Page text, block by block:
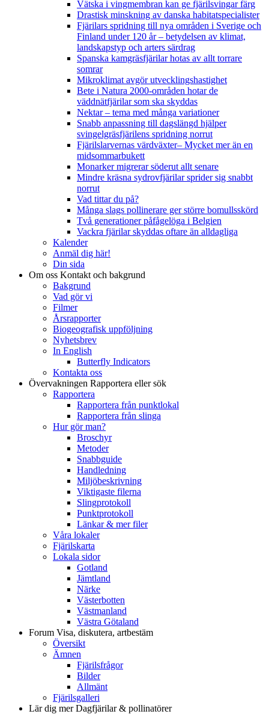
Vätska i vingmembran kan ge fjärilsvingar färg
Drastisk minskning av danska habitatspecialister
Fjärilars spridning till nya områden i Sverige och
Finland under 120 år– betydelsen av klimat,
landskapstyp och arters särdrag
Spanska kamgräsfjärilar hotas av allt torrare
somrar
Mikroklimat avgör utvecklingshastighet
Bete i Natura 2000-områden hotar de
väddnätfjärilar som ska skyddas
Nektar – tema med många variationer
Snabb anpassning till dagslängd hjälper
svingelgräsfjärilens spridning norrut
Fjärilslarvernas värdväxter– Mycket mer än en
midsommarbukett
Monarker migrerar söderut allt senare
Mindre kräsna sydrovfjärilar sprider sig snabbt
norrut
Vad tittar du på?
Många slags pollinerare ger större bomullsskörd
Två generationer påfågelöga i Belgien
Vackra fjärilar skyddas oftare än alldagliga
Kalender
Anmäl dig här!
Din sida
Om oss Kontakt och bakgrund
Bakgrund
Vad gör vi
Filmer
Årsrapporter
Biogeografisk uppföljning
Nyhetsbrev
In English
Butterfly Indicators
Kontakta oss
Övervakningen Rapportera eller sök
Rapportera
Rapportera från punktlokal
Rapportera från slinga
Hur gör man?
Broschyr
Metoder
Snabbguide
Handledning
Miljöbeskrivning
Viktigaste filerna
Slingprotokoll
Punktprotokoll
Länkar & mer filer
Våra lokaler
Fjärilskarta
Lokala sidor
Gotland
Jämtland
Närke
Västerbotten
Västmanland
Västra Götaland
Forum Visa, diskutera, artbestäm
Översikt
Ämnen
Fjärilsfrågor
Bilder
Allmänt
Fjärilsgalleri
Lär dig merDagfjärilar & pollinatörer